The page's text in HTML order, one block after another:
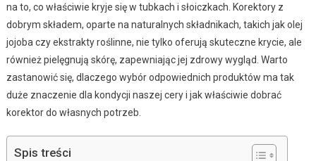
na to, co właściwie kryje się w tubkach i słoiczkach. Korektory z
dobrym składem, oparte na naturalnych składnikach, takich jak olej
jojoba czy ekstrakty roślinne, nie tylko oferują skuteczne krycie, ale
również pielęgnują skórę, zapewniając jej zdrowy wygląd. Warto
zastanowić się, dlaczego wybór odpowiednich produktów ma tak
duże znaczenie dla kondycji naszej cery i jak właściwie dobrać
korektor do własnych potrzeb.
Spis treści